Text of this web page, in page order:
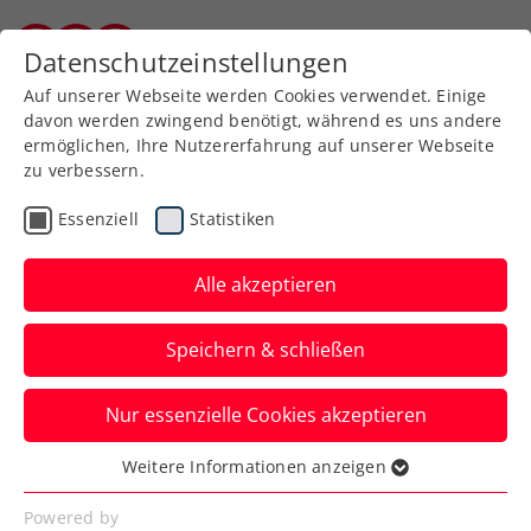
Zurück zur Newsübersicht
Turniere
Erste Bank Open: Profis
und Promis schlagen
beim Rado-ProAm auf
Im Colony Club in Wien kommt es einmal
mehr zum Aufeinandertreffen der
Prominenz mit den Tennisstars.
Verfasst von: Presseaussendung / Redaktion, 20.09.2023
Datenschutzeinstellungen
Auf unserer Webseite werden Cookies verwendet. Einige
davon werden zwingend benötigt, während es uns andere
ermöglichen, Ihre Nutzererfahrung auf unserer Webseite
zu verbessern.
Essenziell Statistiken
Alle akzeptieren
Speichern & schließen
Nur essenzielle Cookies akzeptieren
Essenziell
Essenzielle Cookies werden für grundlegende
Weitere Informationen anzeigen
Powered by